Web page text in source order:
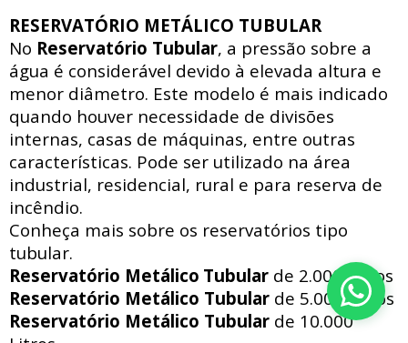
RESERVATÓRIO METÁLICO TUBULAR
No Reservatório Tubular, a pressão sobre a
água é considerável devido à elevada altura e
menor diâmetro. Este modelo é mais indicado
quando houver necessidade de divisões
internas, casas de máquinas, entre outras
características. Pode ser utilizado na área
industrial, residencial, rural e para reserva de
incêndio.
Conheça mais sobre os reservatórios tipo
tubular.
Reservatório Metálico Tubular de 2.000 Litros
Reservatório Metálico Tubular de 5.000 Litros
Reservatório Metálico Tubular de 10.000